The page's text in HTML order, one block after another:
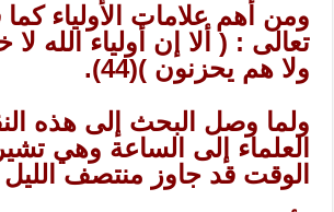
ومن أهم علامات الأولياء
تعالى : ( ألا إن أولياء الله
ولا هم يحزنون )(44)
.
ولما وصل البحث إلى هذه
العلماء إلى الساعة وهي
الوقت قد جاوز منتصف